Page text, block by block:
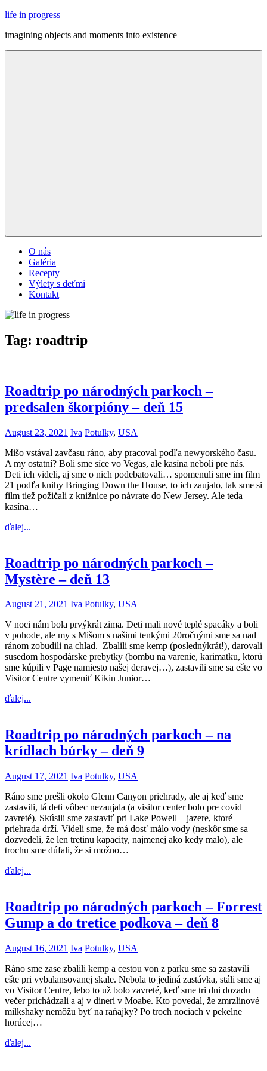
Skip
content
life in progress
imagining objects and moments into existence
O nás
Galéria
Recepty
Výlety s deťmi
Kontakt
Tag: roadtrip
Roadtrip po národných parkoch –
predsalen škorpióny – deň 15
August 23, 2021 Iva Potulky, USA
Mišo vstával zavčasu ráno, aby pracoval podľa newyorského času.
A my ostatní? Boli sme síce vo Vegas, ale kasína neboli pre nás.
Deti ich videli, aj sme o nich podebatovali… spomenuli sme im film
21 podľa knihy Bringing Down the House, to ich zaujalo, tak sme si
film tiež požičali z knižnice po návrate do New Jersey. Ale teda
kasína…
ďalej...
Roadtrip po národných parkoch –
Mystère – deň 13
August 21, 2021 Iva Potulky, USA
V noci nám bola prvýkrát zima. Deti mali nové teplé spacáky a boli
v pohode, ale my s Mišom s našimi tenkými 20ročnými sme sa nad
ránom zobudili na chlad. Zbalili sme kemp (poslednýkrát!), darovali
susedom hospodárske prebytky (bombu na varenie, karimatku, ktorú
sme kúpili v Page namiesto našej deravej…), zastavili sme sa ešte vo
Visitor Centre vymeniť Kikin Junior…
ďalej...
Roadtrip po národných parkoch – na
krídlach búrky – deň 9
August 17, 2021 Iva Potulky, USA
Ráno sme prešli okolo Glenn Canyon priehrady, ale aj keď sme
zastavili, tá deti vôbec nezaujala (a visitor center bolo pre covid
zavreté). Skúsili sme zastaviť pri Lake Powell – jazere, ktoré
priehrada drží. Videli sme, že má dosť málo vody (neskôr sme sa
dozvedeli, že len tretinu kapacity, najmenej ako kedy malo), ale
trochu sme dúfali, že si možno…
ďalej...
Roadtrip po národných parkoch – Forrest
Gump a do tretice podkova – deň 8
August 16, 2021 Iva Potulky, USA
Ráno sme zase zbalili kemp a cestou von z parku sme sa zastavili
ešte pri vybalansovanej skale. Nebola to jediná zastávka, stáli sme aj
vo Visitor Centre, lebo to už bolo zavreté, keď sme tri dni dozadu
večer prichádzali a aj v dineri v Moabe. Kto povedal, že zmrzlinové
milkshaky nemôžu byť na raňajky? Po troch nociach v pekelne
horúcej…
ďalej...